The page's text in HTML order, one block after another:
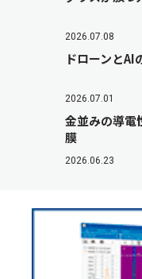
2026.07.08
ドローンと
2026.07.01
金並みの導電
膜
2026.06.23